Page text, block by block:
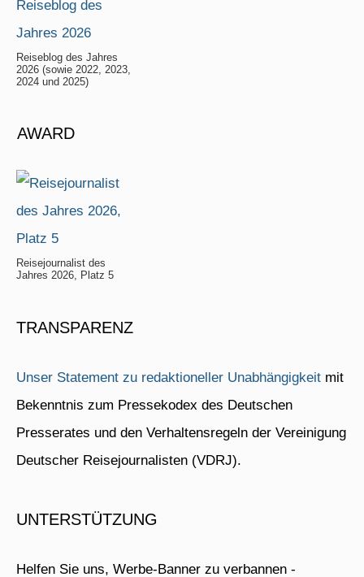
Reiseblog des Jahres
2026 (sowie 2022, 2023,
2024 und 2025)
AWARD
Reisejournalist des
Jahres 2026, Platz 5
TRANSPARENZ
Unser Statement zu redaktioneller Unabhängigkeit mit
Bekenntnis zum Pressekodex des Deutschen
Presserates und den Verhaltensregeln der Vereinigung
Deutscher Reisejournalisten (VDRJ).
UNTERSTÜTZUNG
Helfen Sie uns, Werbe-Banner zu verbannen -